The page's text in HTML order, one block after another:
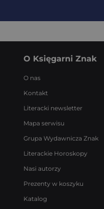
O Księgarni Znak
O nas
Kontakt
Literacki newsletter
Mapa serwisu
Grupa Wydawnicza Znak
Literackie Horoskopy
Nasi autorzy
Prezenty w koszyku
Katalog